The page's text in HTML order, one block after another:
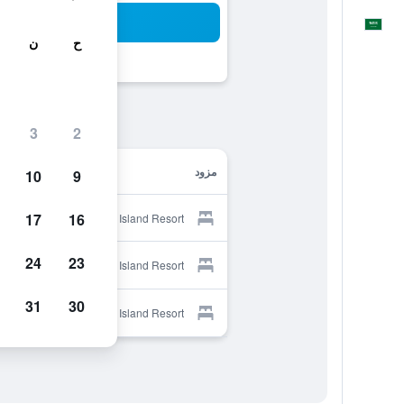
مزود
Provider for Vatulele Island Resort
Provider for Vatulele Island Resort
Provider for Vatulele Island Resort
ح ن
2
3
9
10
16
17
23
24
30
31